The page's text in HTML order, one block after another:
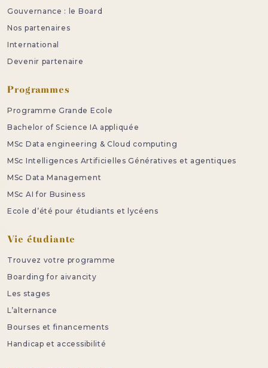
Gouvernance : le Board
Nos partenaires
International
Devenir partenaire
Programmes
Programme Grande Ecole
Bachelor of Science IA appliquée
MSc Data engineering & Cloud computing
MSc Intelligences Artificielles Génératives et agentiques
MSc Data Management
MSc AI for Business
Ecole d’été pour étudiants et lycéens
Vie étudiante
Trouvez votre programme
Boarding for aivancity
Les stages
L’alternance
Bourses et financements
Handicap et accessibilité